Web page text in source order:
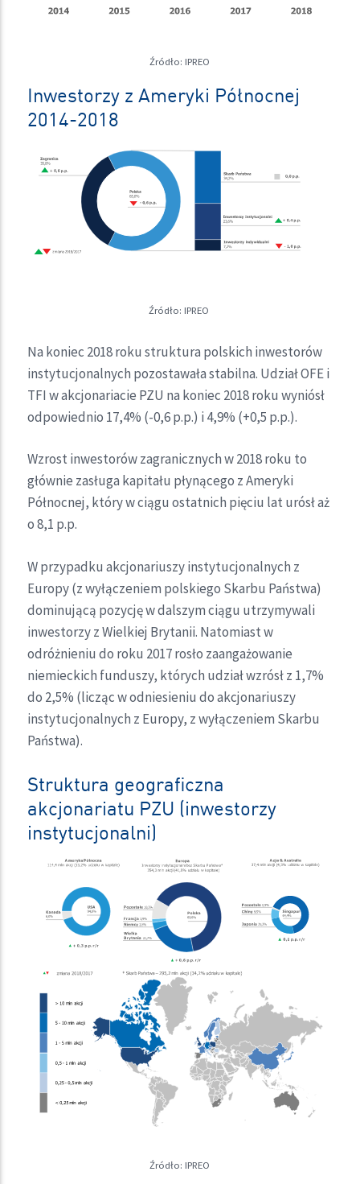
Źródło: IPREO
Inwestorzy z Ameryki Północnej
2014-2018
Źródło: IPREO
Na koniec 2018 roku struktura polskich inwestorów
instytucjonalnych pozostawała stabilna. Udział OFE i
TFI w akcjonariacie PZU na koniec 2018 roku wyniósł
odpowiednio 17,4% (-0,6 p.p.) i 4,9% (+0,5 p.p.).
Wzrost inwestorów zagranicznych w 2018 roku to
głównie zasługa kapitału płynącego z Ameryki
Północnej, który w ciągu ostatnich pięciu lat urósł aż
o 8,1 p.p.
W przypadku akcjonariuszy instytucjonalnych z
Europy (z wyłączeniem polskiego Skarbu Państwa)
dominującą pozycję w dalszym ciągu utrzymywali
inwestorzy z Wielkiej Brytanii. Natomiast w
odróżnieniu do roku 2017 rosło zaangażowanie
niemieckich funduszy, których udział wzrósł z 1,7%
do 2,5% (licząc w odniesieniu do akcjonariuszy
instytucjonalnych z Europy, z wyłączeniem Skarbu
Państwa).
Struktura geograficzna
akcjonariatu PZU (inwestorzy
instytucjonalni)
Źródło: IPREO